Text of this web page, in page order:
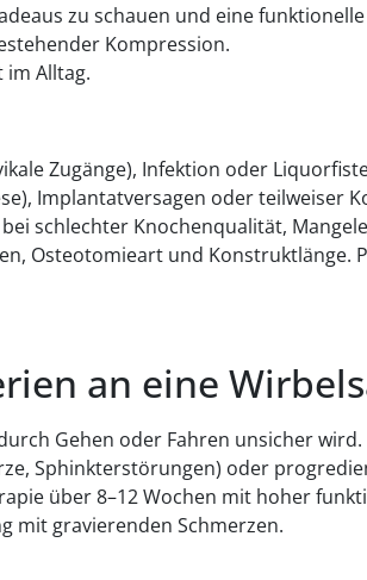
zu schauen und eine
Kompression.
im Alltag.
Zugänge), Infektion oder
Implantatversagen oder teilweiser
schlechter Knochenqualität,
Osteotomieart und Konstruktlänge.
an eine
Gehen oder Fahren unsicher wird.
Sphinkterstörungen) oder
über 8–12 Wochen mit hoher
mit gravierenden Schmerzen.